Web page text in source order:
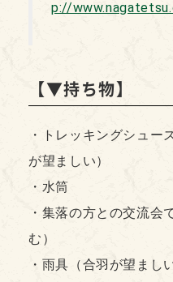
p://
【▼持ち物】
・トレッキングシュー
が望ましい）
・水筒
・集落の方との交流会
む）
・雨具（合羽が望まし